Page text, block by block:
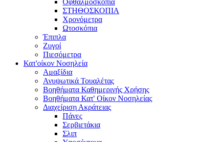
Οφθαλμοσκόπια
ΣΤΗΘΟΣΚΟΠΙΑ
Χρονόμετρα
Ωτοσκόπια
Έπιπλα
Ζυγοί
Πιεσόμετρα
Κατ'οίκον Νοσηλεία
Αμαξίδια
Ανυψωτικά Τουαλέτας
Βοηθήματα Καθημερινής Χρήσης
Βοηθήματα Κατ' Οίκον Νοσηλείας
Διαχείριση Ακράτειας
Πάνες
Σερβιετάκια
Σλιπ